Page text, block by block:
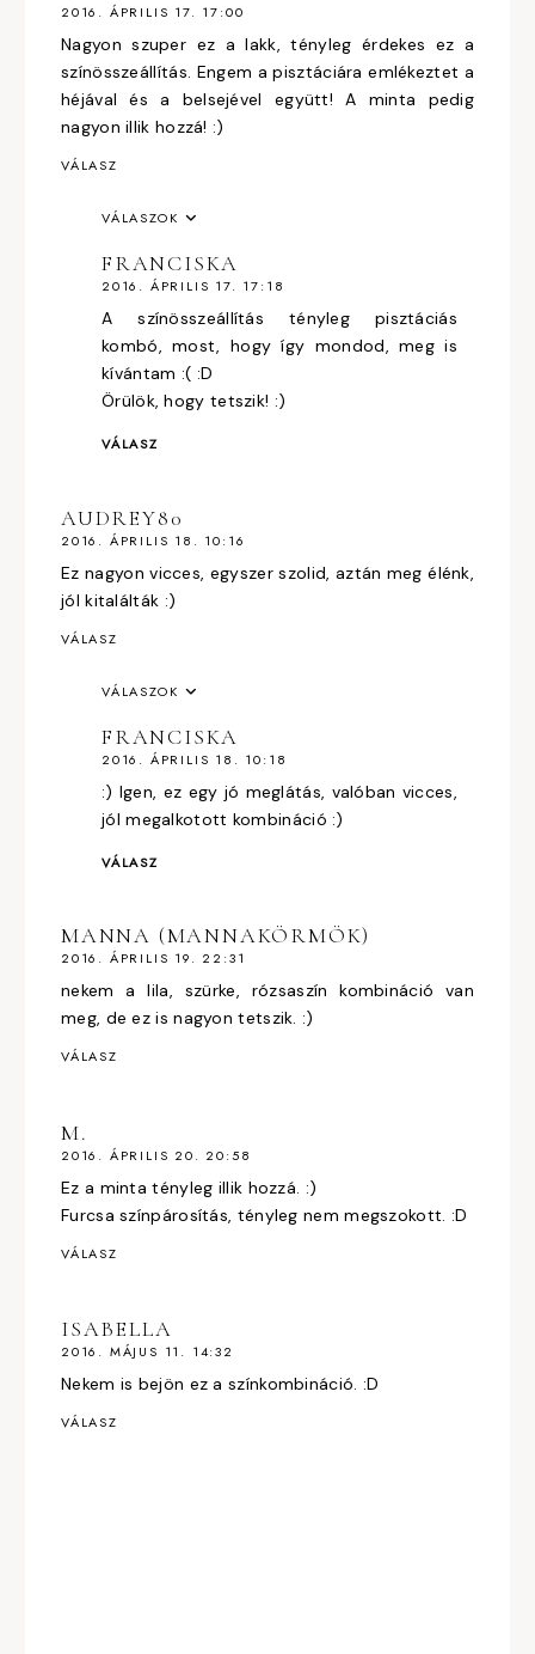
2016. ÁPRILIS 17. 17:00
Nagyon szuper ez a lakk, tényleg érdekes ez a
színösszeállítás. Engem a pisztáciára emlékeztet a
héjával és a belsejével együtt! A minta pedig
nagyon illik hozzá! :)
VÁLASZ
VÁLASZOK
FRANCISKA
2016. ÁPRILIS 17. 17:18
A színösszeállítás tényleg pisztáciás
kombó, most, hogy így mondod, meg is
kívántam :( :D
Örülök, hogy tetszik! :)
VÁLASZ
AUDREY80
2016. ÁPRILIS 18. 10:16
Ez nagyon vicces, egyszer szolid, aztán meg élénk,
jól kitalálták :)
VÁLASZ
VÁLASZOK
FRANCISKA
2016. ÁPRILIS 18. 10:18
:) Igen, ez egy jó meglátás, valóban vicces,
jól megalkotott kombináció :)
VÁLASZ
MANNA (MANNAKÖRMÖK)
2016. ÁPRILIS 19. 22:31
nekem a lila, szürke, rózsaszín kombináció van
meg, de ez is nagyon tetszik. :)
VÁLASZ
M.
2016. ÁPRILIS 20. 20:58
Ez a minta tényleg illik hozzá. :)
Furcsa színpárosítás, tényleg nem megszokott. :D
VÁLASZ
ISABELLA
2016. MÁJUS 11. 14:32
Nekem is bejön ez a színkombináció. :D
VÁLASZ